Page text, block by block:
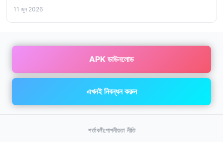
11 জুন 2026
APK ডাউনলোড
এখনই নিবন্ধন করুন
শর্তাবলীগোপনীয়তা নীতি